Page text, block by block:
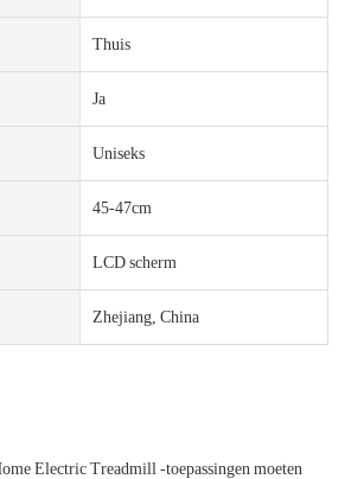
Thuis
Ja
Uniseks
45-47cm
LCD scherm
Zhejiang, China
Electric Treadmill -toepassingen moeten